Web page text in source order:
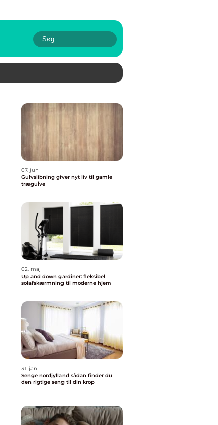
07. jun
Gulvslibning giver nyt liv til gamle
trægulve
02. maj
Up and down gardiner: fleksibel
solafskærmning til moderne hjem
31. jan
Senge nordjylland sådan finder du
den rigtige seng til din krop